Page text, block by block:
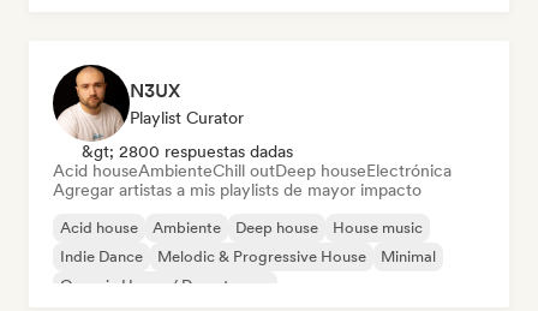
N3UX
Playlist Curator
&gt; 2800 respuestas dadas
Acid houseAmbienteChill outDeep houseElectrónica
Agregar artistas a mis playlists de mayor impacto
Acid house Ambiente Deep house
House music
Indie Dance
Melodic & Progressive House
Minimal
Organic House / Downtempo